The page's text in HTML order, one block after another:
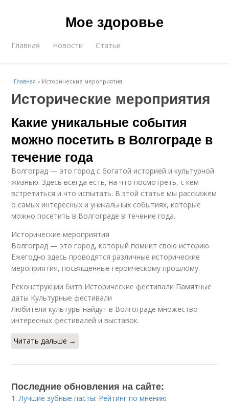
Мое здоровье
Главная Новости Статьи
Главная » Исторические мероприятия
Исторические мероприятия
Какие уникальные события
можно посетить в Волгограде в
течение года
Волгоград — это город с богатой историей и культурной
жизнью. Здесь всегда есть, на что посмотреть, с кем
встретиться и что испытать. В этой статье мы расскажем
о самых интересных и уникальных событиях, которые
можно посетить в Волгограде в течение года.
Исторические мероприятия
Волгоград — это город, который помнит свою историю.
Ежегодно здесь проводятся различные исторические
мероприятия, посвященные героическому прошлому.
Реконструкции битв Исторические фестивали Памятные
даты Культурные фестивали
Любители культуры найдут в Волгограде множество
интересных фестивалей и выставок.
Читать дальше →
Последние обновления на сайте:
1.Лучшие зубные пасты: Рейтинг по мнению